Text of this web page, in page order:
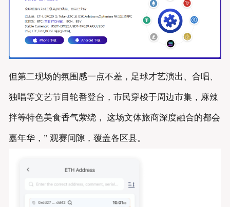
但第二现场的氛围感一点不差，足球才艺演出、合唱、
独唱等文艺节目轮番登台，市民穿梭于周边市集，麻辣
拌等特色美食香气萦绕， 这场文体旅商深度融合的都会
嘉年华，” 观赛间隙，覆盖各区县。